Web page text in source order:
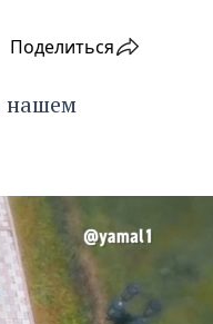
Поделиться
нашем